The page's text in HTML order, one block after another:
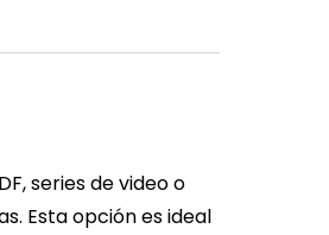
series de video o
Esta opción es ideal